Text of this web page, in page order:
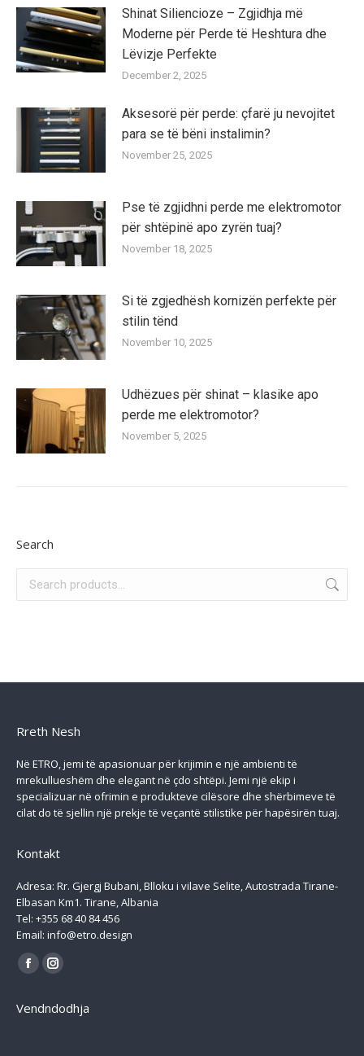
Shinat Siliencioze – Zgjidhja më
Moderne për Perde të Heshtura dhe
Lëvizje Perfekte
December 2, 2025
Aksesorë për perde: çfarë ju nevojitet
para se të bëni instalimin?
November 25, 2025
Pse të zgjidhni perde me elektromotor
për shtëpinë apo zyrën tuaj?
November 18, 2025
Si të zgjedhësh kornizën perfekte për
stilin tënd
November 10, 2025
Udhëzues për shinat – klasike apo
perde me elektromotor?
November 5, 2025
Search
Rreth Nesh
Në ETRO, jemi të apasionuar për krijimin e një ambienti të
mrekullueshëm dhe elegant në çdo shtëpi. Jemi një ekip i
specializuar në ofrimin e produkteve cilësore dhe shërbimeve të
cilat do të sjellin një prekje të veçantë stilistike për hapësirën tuaj.
Kontakt
Adresa: Rr. Gjergj Bubani, Blloku i vilave Selite, Autostrada Tirane-
Elbasan Km1. Tirane, Albania
Tel: +355 68 40 84 456
Email: info@etro.design
Find us on:
Facebook
opens
Instagram
opens
Vendndodhja